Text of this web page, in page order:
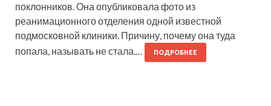
поклонников. Она опубликовала фото из
реанимационного отделения одной известной
подмосковной клиники. Причину, почему она туда
попала, называть не стала.…
ПОДРОБНЕЕ